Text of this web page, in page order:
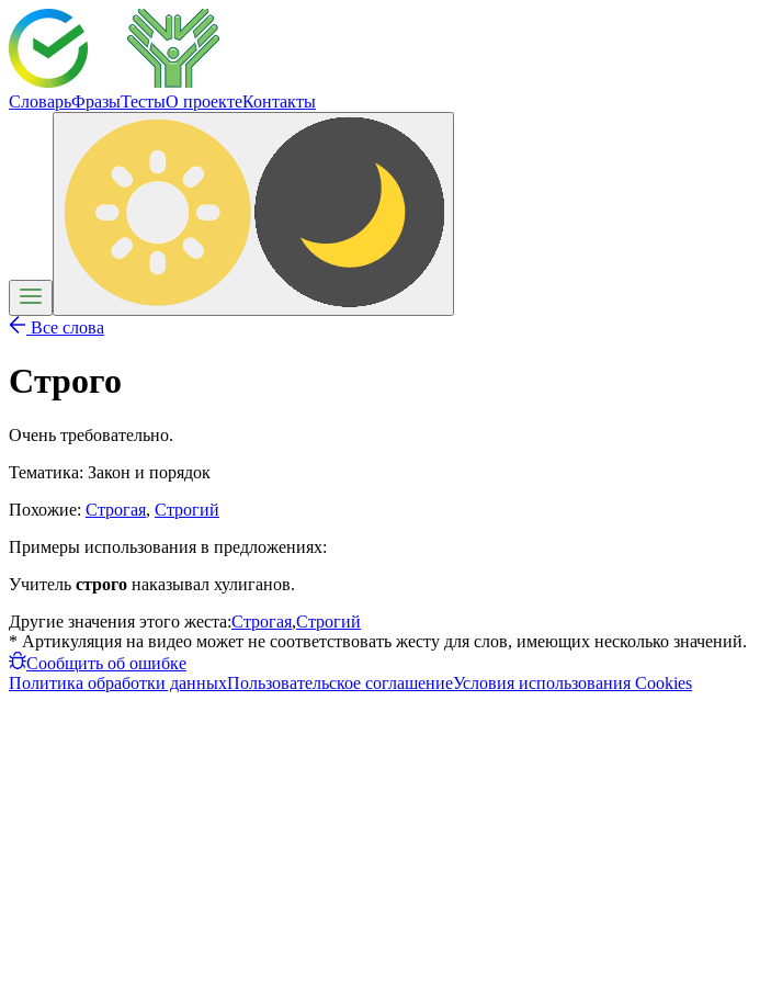
СловарьФразыТестыО проектеКонтакты
Все слова
Строго
Очень требовательно.
Тематика: Закон и порядок
Похожие: Строгая, Строгий
Примеры использования в предложениях:
Учитель строго наказывал хулиганов.
Другие значения этого жеста:Строгая,Строгий
* Артикуляция на видео может не соответствовать жесту для слов, имеющих несколько значений.
Сообщить об ошибке
Политика обработки данныхПользовательское соглашениеУсловия использования Cookies